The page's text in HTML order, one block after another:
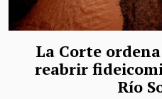
La Corte
reabrir
Río